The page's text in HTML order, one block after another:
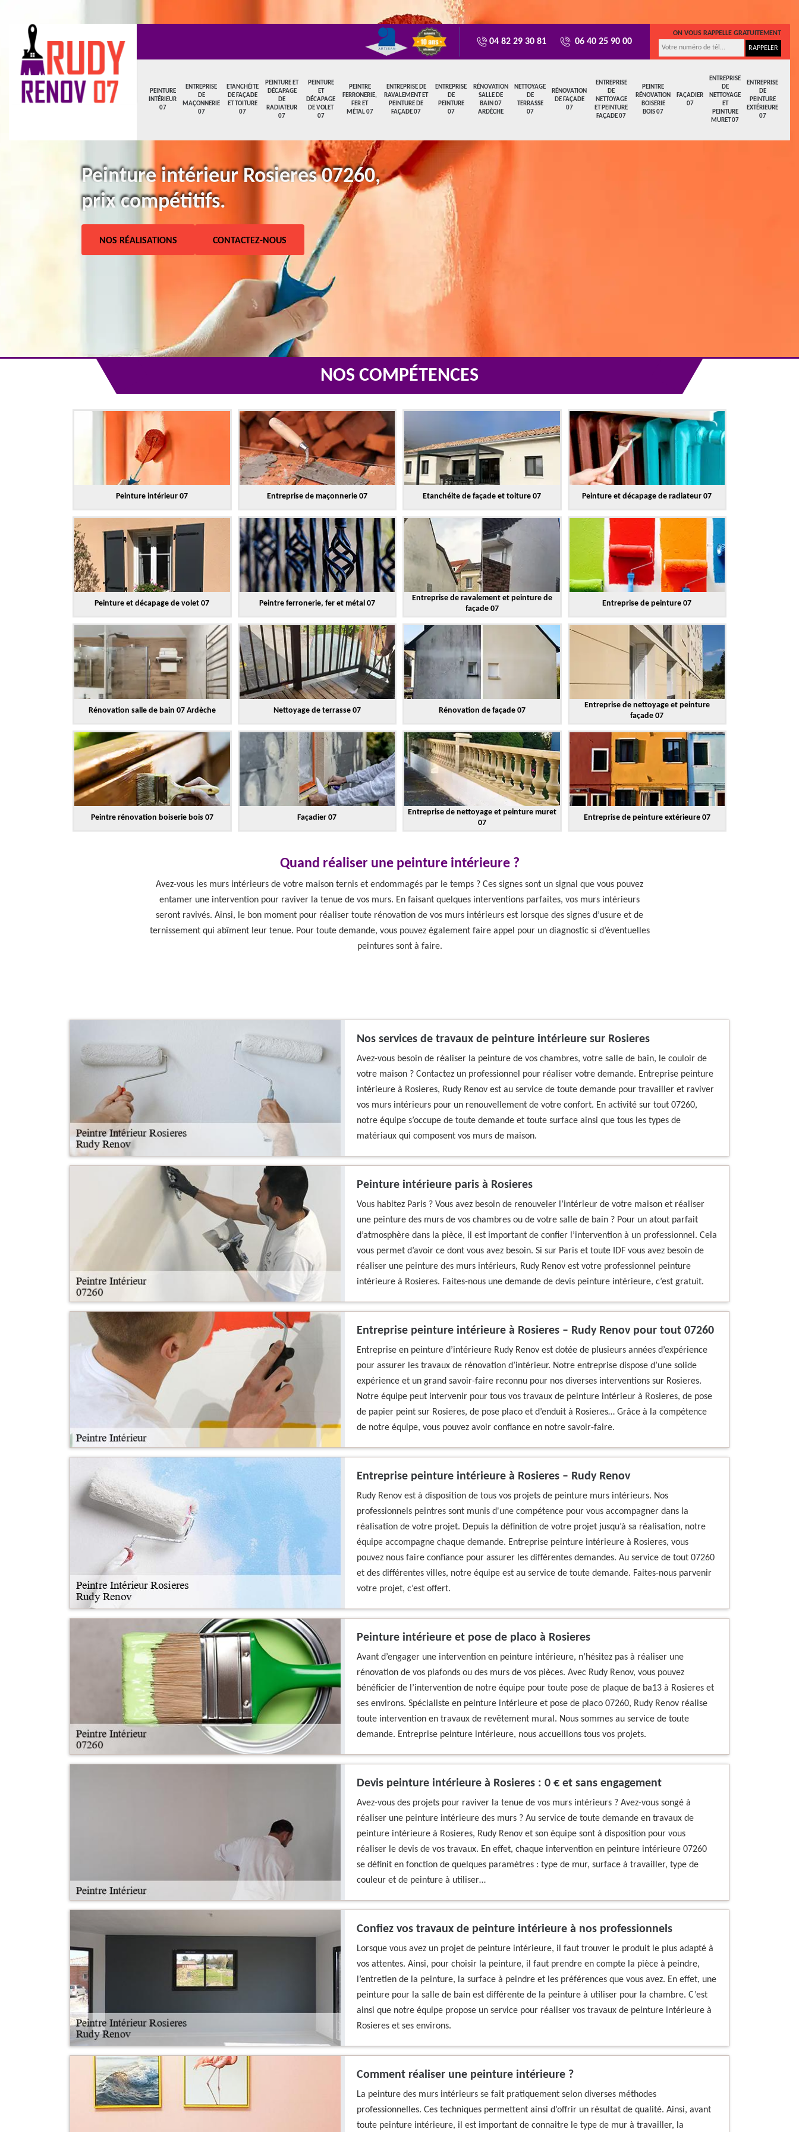
PEINTURE
INTÉRIEUR
07
ENTREPRISE
DE
MAÇONNERIE
07
ETANCHÉITE
DE FAÇADE
ET TOITURE
07
PEINTURE ET
DÉCAPAGE
DE
RADIATEUR
07
PEINTURE
ET
DÉCAPAGE
DE VOLET
07
PEINTRE
FERRONERIE,
FER ET
MÉTAL 07
ENTREPRISE DE
RAVALEMENT ET
PEINTURE DE
FAÇADE 07
ENTREPRISE
DE
PEINTURE
07
RÉNOVATION
SALLE DE
BAIN 07
ARDÈCHE
NETTOYAGE
DE
TERRASSE
07
RÉNOVATION
DE FAÇADE
07
ENTREPRISE
DE
NETTOYAGE
ET PEINTURE
FAÇADE 07
PEINTRE
RÉNOVATION
BOISERIE
BOIS 07
FAÇADIER
07
ENTREPRISE
DE
NETTOYAGE
ET
PEINTURE
MURET 07
ENTREPRISE
DE
PEINTURE
EXTÉRIEURE
07
04 82 29 30 81 06 40 25 90 00
ON VOUS RAPPELLE GRATUITEMENT
Peinture intérieur Rosieres 07260,
prix compétitifs.
NOS RÉALISATIONS CONTACTEZ-NOUS
NOS COMPÉTENCES
Peinture intérieur 07 Entreprise de maçonnerie 07 Etanchéite de façade et toiture 07 Peinture et décapage de radiateur 07
Peinture et décapage de volet 07 Peintre ferronerie, fer et métal 07
Entreprise de ravalement et peinture de
façade 07
Entreprise de peinture 07
Rénovation salle de bain 07 Ardèche Nettoyage de terrasse 07 Rénovation de façade 07
Entreprise de nettoyage et peinture
façade 07
Peintre rénovation boiserie bois 07 Façadier 07
Entreprise de nettoyage et peinture muret
07
Entreprise de peinture extérieure 07
Quand réaliser une peinture intérieure ?
Avez-vous les murs intérieurs de votre maison ternis et endommagés par le temps ? Ces signes sont un signal que vous pouvez
entamer une intervention pour raviver la tenue de vos murs. En faisant quelques interventions parfaites, vos murs intérieurs
seront ravivés. Ainsi, le bon moment pour réaliser toute rénovation de vos murs intérieurs est lorsque des signes d’usure et de
ternissement qui abîment leur tenue. Pour toute demande, vous pouvez également faire appel pour un diagnostic si d’éventuelles
peintures sont à faire.
Nos services de travaux de peinture intérieure sur Rosieres
Avez-vous besoin de réaliser la peinture de vos chambres, votre salle de bain, le couloir de
votre maison ? Contactez un professionnel pour réaliser votre demande. Entreprise peinture
intérieure à Rosieres, Rudy Renov est au service de toute demande pour travailler et raviver
vos murs intérieurs pour un renouvellement de votre confort. En activité sur tout 07260,
notre équipe s’occupe de toute demande et toute surface ainsi que tous les types de
matériaux qui composent vos murs de maison.
Peinture intérieure paris à Rosieres
Vous habitez Paris ? Vous avez besoin de renouveler l’intérieur de votre maison et réaliser
une peinture des murs de vos chambres ou de votre salle de bain ? Pour un atout parfait
d’atmosphère dans la pièce, il est important de confier l’intervention à un professionnel. Cela
vous permet d’avoir ce dont vous avez besoin. Si sur Paris et toute IDF vous avez besoin de
réaliser une peinture des murs intérieurs, Rudy Renov est votre professionnel peinture
intérieure à Rosieres. Faites-nous une demande de devis peinture intérieure, c’est gratuit.
Entreprise peinture intérieure à Rosieres – Rudy Renov pour tout 07260
Entreprise en peinture d’intérieure Rudy Renov est dotée de plusieurs années d’expérience
pour assurer les travaux de rénovation d’intérieur. Notre entreprise dispose d’une solide
expérience et un grand savoir-faire reconnu pour nos diverses interventions sur Rosieres.
Notre équipe peut intervenir pour tous vos travaux de peinture intérieur à Rosieres, de pose
de papier peint sur Rosieres, de pose placo et d’enduit à Rosieres… Grâce à la compétence
de notre équipe, vous pouvez avoir confiance en notre savoir-faire.
Entreprise peinture intérieure à Rosieres – Rudy Renov
Rudy Renov est à disposition de tous vos projets de peinture murs intérieurs. Nos
professionnels peintres sont munis d'une compétence pour vous accompagner dans la
réalisation de votre projet. Depuis la définition de votre projet jusqu’à sa réalisation, notre
équipe accompagne chaque demande. Entreprise peinture intérieure à Rosieres, vous
pouvez nous faire confiance pour assurer les différentes demandes. Au service de tout 07260
et des différentes villes, notre équipe est au service de toute demande. Faites-nous parvenir
votre projet, c’est offert.
Peinture intérieure et pose de placo à Rosieres
Avant d’engager une intervention en peinture intérieure, n’hésitez pas à réaliser une
rénovation de vos plafonds ou des murs de vos pièces. Avec Rudy Renov, vous pouvez
bénéficier de l’intervention de notre équipe pour toute pose de plaque de ba13 à Rosieres et
ses environs. Spécialiste en peinture intérieure et pose de placo 07260, Rudy Renov réalise
toute intervention en travaux de revêtement mural. Nous sommes au service de toute
demande. Entreprise peinture intérieure, nous accueillons tous vos projets.
Devis peinture intérieure à Rosieres : 0 € et sans engagement
Avez-vous des projets pour raviver la tenue de vos murs intérieurs ? Avez-vous songé à
réaliser une peinture intérieure des murs ? Au service de toute demande en travaux de
peinture intérieure à Rosieres, Rudy Renov et son équipe sont à disposition pour vous
réaliser le devis de vos travaux. En effet, chaque intervention en peinture intérieure 07260
se définit en fonction de quelques paramètres : type de mur, surface à travailler, type de
couleur et de peinture à utiliser…
Confiez vos travaux de peinture intérieure à nos professionnels
Lorsque vous avez un projet de peinture intérieure, il faut trouver le produit le plus adapté à
vos attentes. Ainsi, pour choisir la peinture, il faut prendre en compte la pièce à peindre,
l’entretien de la peinture, la surface à peindre et les préférences que vous avez. En effet, une
peinture pour la salle de bain est différente de la peinture à utiliser pour la chambre. C’est
ainsi que notre équipe propose un service pour réaliser vos travaux de peinture intérieure à
Rosieres et ses environs.
Comment réaliser une peinture intérieure ?
La peinture des murs intérieurs se fait pratiquement selon diverses méthodes
professionnelles. Ces techniques permettent ainsi d’offrir un résultat de qualité. Ainsi, avant
toute peinture intérieure, il est important de connaitre le type de mur à travailler, la